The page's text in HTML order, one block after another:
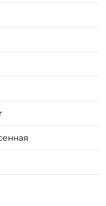
изготовлен из
HVF,
усиленна
конусного
своего